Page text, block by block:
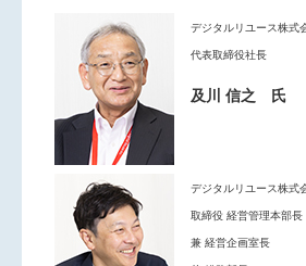
デジタルリユース株式
代表取締役社長
及川 信之 氏
デジタルリユース株式
取締役 経営管理本部長
兼 経営企画室長